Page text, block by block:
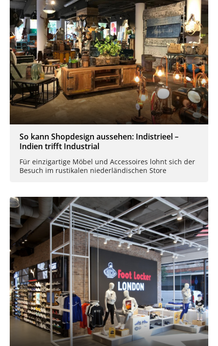
So kann Shopdesign aussehen: Indistrieel –
Indien trifft Industrial
Für einzigartige Möbel und Accessoires lohnt sich der
Besuch im rustikalen niederländischen Store